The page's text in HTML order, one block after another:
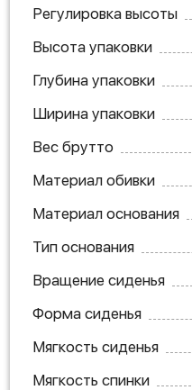
Регулировка высоты
Высота упаковки
Глубина упаковки
Ширина упаковки
Вес брутто
Материал обивки
Материал основания
Тип основания
Вращение сиденья
Форма сиденья
Мягкость сиденья
Мягкость спинки